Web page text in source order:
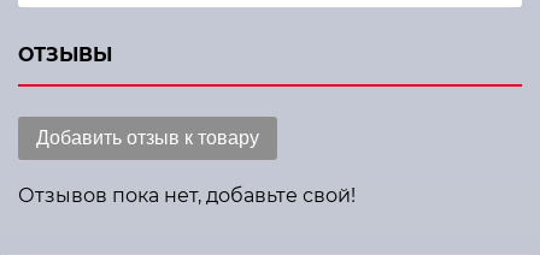
ОТЗЫВЫ
Добавить отзыв к товару
Отзывов пока нет, добавьте свой!